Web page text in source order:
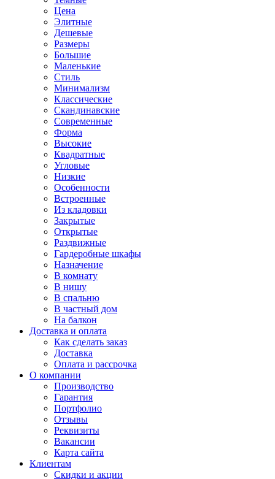
Цена
Элитные
Дешевые
Размеры
Большие
Маленькие
Стиль
Минимализм
Классические
Скандинавские
Современные
Форма
Высокие
Квадратные
Угловые
Низкие
Особенности
Встроенные
Из кладовки
Закрытые
Открытые
Раздвижные
Гардеробные шкафы
Назначение
В комнату
В нишу
В спальню
В частный дом
На балкон
Доставка и оплата
Как сделать заказ
Доставка
Оплата и рассрочка
О компании
Производство
Гарантия
Портфолио
Отзывы
Реквизиты
Вакансии
Карта сайта
Клиентам
Скидки и акции